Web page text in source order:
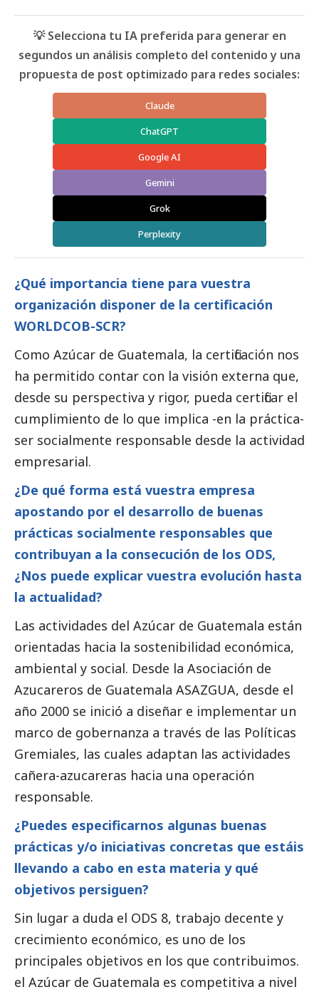
💡 Selecciona tu IA preferida para generar en
segundos un análisis completo del contenido y una
propuesta de post optimizado para redes sociales:
Claude
ChatGPT
Google AI
Gemini
Grok
Perplexity
¿Qué importancia tiene para vuestra
organización disponer de la certificación
WORLDCOB-SCR?
Como Azúcar de Guatemala, la certificación nos
ha permitido contar con la visión externa que,
desde su perspectiva y rigor, pueda certificar el
cumplimiento de lo que implica -en la práctica-
ser socialmente responsable desde la actividad
empresarial.
¿De qué forma está vuestra empresa
apostando por el desarrollo de buenas
prácticas socialmente responsables que
contribuyan a la consecución de los ODS,
¿Nos puede explicar vuestra evolución hasta
la actualidad?
Las actividades del Azúcar de Guatemala están
orientadas hacia la sostenibilidad económica,
ambiental y social. Desde la Asociación de
Azucareros de Guatemala ASAZGUA, desde el
año 2000 se inició a diseñar e implementar un
marco de gobernanza a través de las Políticas
Gremiales, las cuales adaptan las actividades
cañera-azucareras hacia una operación
responsable.
¿Puedes especificarnos algunas buenas
prácticas y/o iniciativas concretas que estáis
llevando a cabo en esta materia y qué
objetivos persiguen?
Sin lugar a duda el ODS 8, trabajo decente y
crecimiento económico, es uno de los
principales objetivos en los que contribuimos.
el Azúcar de Guatemala es competitiva a nivel